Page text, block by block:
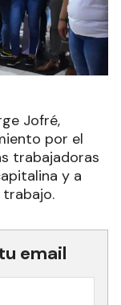
Jofré,
por el
trabajadoras
y a
email